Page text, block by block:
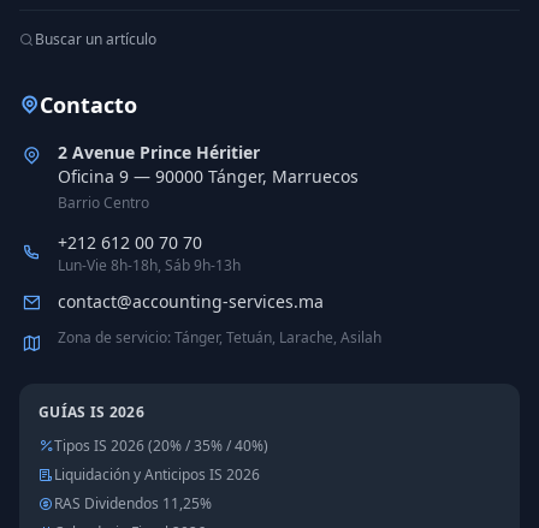
Buscar un artículo
Contacto
2 Avenue Prince Héritier
Oficina 9 — 90000 Tánger, Marruecos
Barrio Centro
+212 612 00 70 70
Lun-Vie 8h-18h, Sáb 9h-13h
contact@accounting-services.ma
Zona de servicio: Tánger, Tetuán, Larache, Asilah
GUÍAS IS 2026
Tipos IS 2026 (20% / 35% / 40%)
Liquidación y Anticipos IS 2026
RAS Dividendos 11,25%